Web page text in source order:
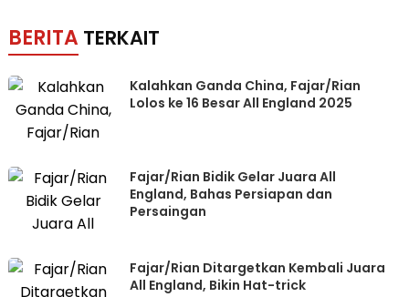
BERITA TERKAIT
Kalahkan Ganda China, Fajar/Rian
Lolos ke 16 Besar All England 2025
Fajar/Rian Bidik Gelar Juara All
England, Bahas Persiapan dan
Persaingan
Fajar/Rian Ditargetkan Kembali Juara
All England, Bikin Hat-trick